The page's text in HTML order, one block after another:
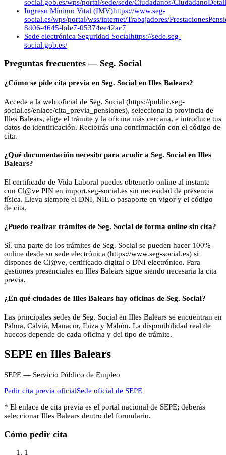
social.gob.es/wps/portal/sede/sede/Ciudadanos/
Ingreso Mínimo Vital (IMV)https://www.seg-
social.es/wps/portal/wss/internet/Trabajadores/
8d06-4645-bde7-05374ee42ac7
Sede electrónica Seguridad Socialhttps://sede.seg-
social.gob.es/
Preguntas frecuentes — Seg. Social
¿Cómo se pide cita previa en Seg. Social en Illes Balears?
Accede a la web oficial de Seg. Social (https://public.seg-
social.es/enlace/cita_previa_pensiones), selecciona la provincia de
Illes Balears, elige el trámite y la oficina más cercana, e introduce tus
datos de identificación. Recibirás una confirmación con el código de
cita.
¿Qué documentación necesito para acudir a Seg. Social en Illes
Balears?
El certificado de Vida Laboral puedes obtenerlo online al instante
con Cl@ve PIN en import.seg-social.es sin necesidad de presencia
física. Lleva siempre el DNI, NIE o pasaporte en vigor y el código
de cita.
¿Puedo realizar trámites de Seg. Social de forma online sin cita?
Sí, una parte de los trámites de Seg. Social se pueden hacer 100%
online desde su sede electrónica (https://www.seg-social.es) si
dispones de Cl@ve, certificado digital o DNI electrónico. Para
gestiones presenciales en Illes Balears sigue siendo necesaria la cita
previa.
¿En qué ciudades de Illes Balears hay oficinas de Seg. Social?
Las principales sedes de Seg. Social en Illes Balears se encuentran en
Palma, Calvià, Manacor, Ibiza y Mahón. La disponibilidad real de
huecos depende de cada oficina y del tipo de trámite.
SEPE en Illes Balears
SEPE — Servicio Público de Empleo
Pedir cita previa oficialSede oficial de SEPE
* El enlace de cita previa es el portal nacional de SEPE; deberás
seleccionar Illes Balears dentro del formulario.
Cómo pedir cita
1